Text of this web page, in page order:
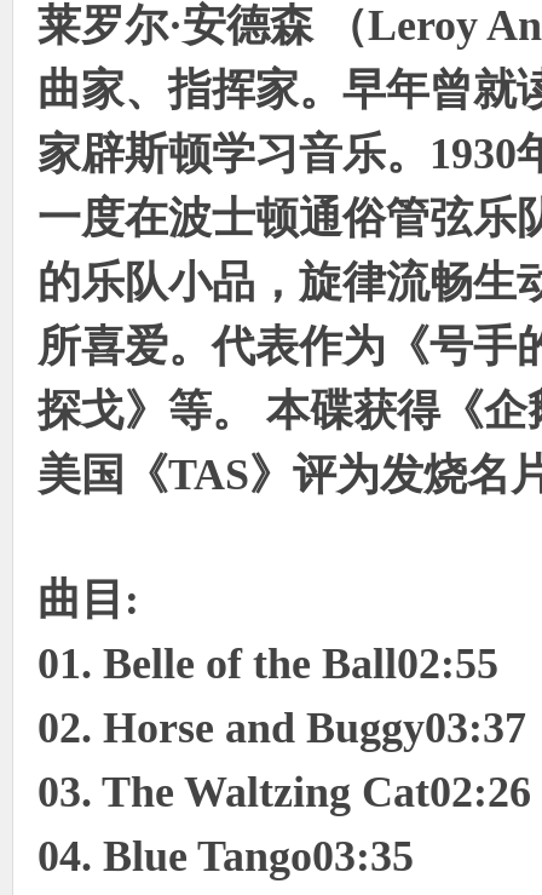
莱罗尔·安德森 （Leroy
曲家、指挥家。早年曾就
家辟斯顿学习音乐。
一度在波士顿通俗管弦乐
的乐队小品，旋律流畅生
所喜爱。代表作为《号手
探戈》等。 本碟获得《
美国《TAS》评为发烧名
曲目:
01. Belle of the Ball02:55
02. Horse and Buggy03:37
03. The Waltzing Cat02:26
04. Blue Tango03:35